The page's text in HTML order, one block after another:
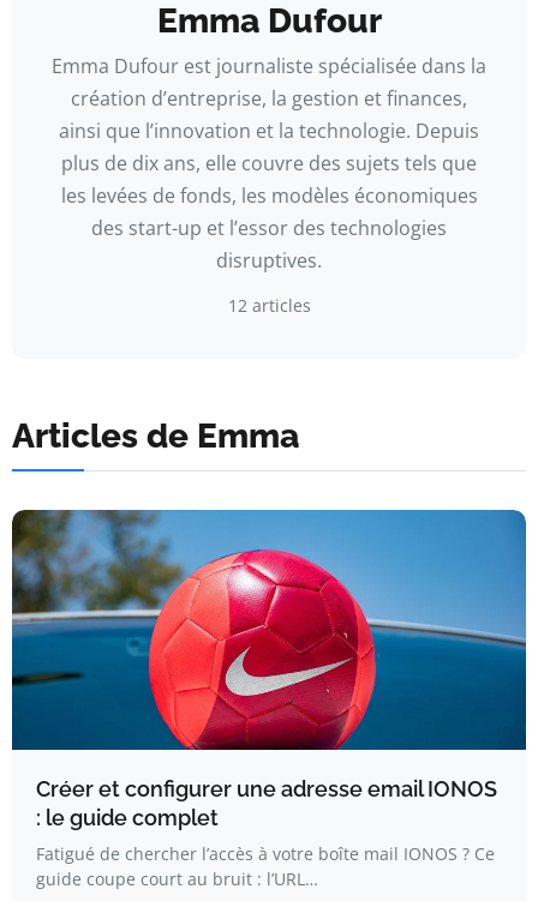
Emma Dufour
Emma Dufour est journaliste spécialisée dans la
création d’entreprise, la gestion et finances,
ainsi que l’innovation et la technologie. Depuis
plus de dix ans, elle couvre des sujets tels que
les levées de fonds, les modèles économiques
des start-up et l’essor des technologies
disruptives.
12 articles
Articles de Emma
Créer et configurer une adresse email IONOS
: le guide complet
Fatigué de chercher l’accès à votre boîte mail IONOS ? Ce
guide coupe court au bruit : l’URL…